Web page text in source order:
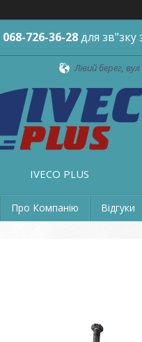
068-726-36-28для зв"зку
Лівий берег,
IVECO PLUS
Про Компанію Відгуки